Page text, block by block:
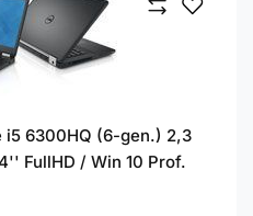
i5 6300HQ (6-gen.) 2,3
FullHD / Win 10 Prof.